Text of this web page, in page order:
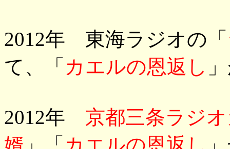
2012年 東海ラジオの「
て、「 カエルの恩返し
2012年 京都三条ラジ